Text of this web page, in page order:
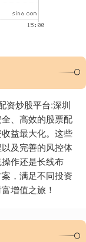
资炒股平台:深圳
、高效的股票配
益最大化。这些
及完善的风控体
作还是长线布
，满足不同投资
增值之旅！